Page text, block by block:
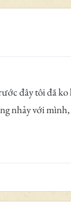
đây tôi đã
nhảy với